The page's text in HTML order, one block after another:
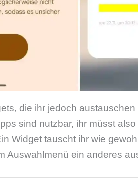
die ihr jedoch
sind nutzbar, ihr müsst
Widget tauscht ihr wie
Auswahlmenü ein anderes